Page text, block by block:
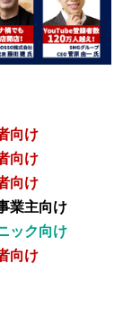
向け
向け
向け
業主向け
ック向け
向け